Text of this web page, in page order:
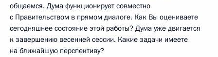
общаемся. Дума функционирует совместно
с Правительством в прямом диалоге. Как Вы оцениваете
сегодняшнее состояние этой работы? Дума уже двигается
к завершению весенней сессии. Какие задачи имеете
на ближайшую перспективу?